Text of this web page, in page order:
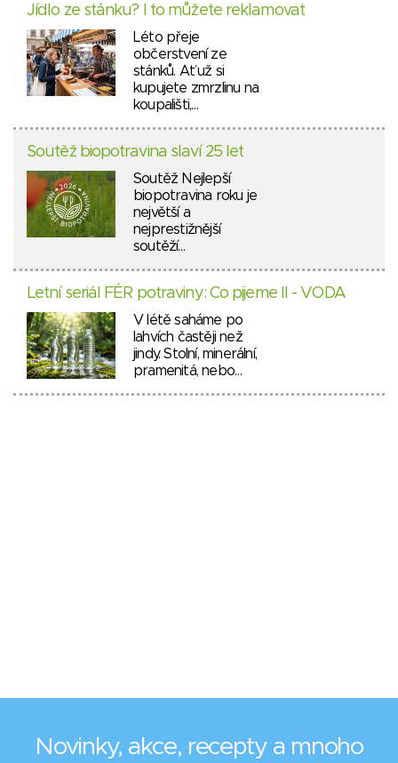
Jídlo ze stánku? I to můžete reklamovat
Léto přeje
občerstvení ze
stánků. Ať už si
kupujete zmrzlinu na
koupališti,…
Soutěž biopotravina slaví 25 let
Soutěž Nejlepší
biopotravina roku je
největší a
nejprestižnější
soutěží…
Letní seriál FÉR potraviny: Co pijeme II - VODA
V létě saháme po
lahvích častěji než
jindy. Stolní, minerální,
pramenitá, nebo…
Novinky, akce, recepty a mnoho